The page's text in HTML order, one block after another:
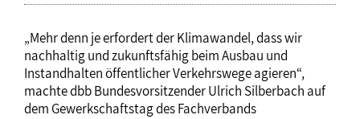
„Mehr denn je erfordert der Klimawandel, dass wir
nachhaltig und zukunftsfähig beim Ausbau und
Instandhalten öffentlicher Verkehrswege agieren“,
machte dbb Bundesvorsitzender Ulrich Silberbach auf
dem Gewerkschaftstag des Fachverbands